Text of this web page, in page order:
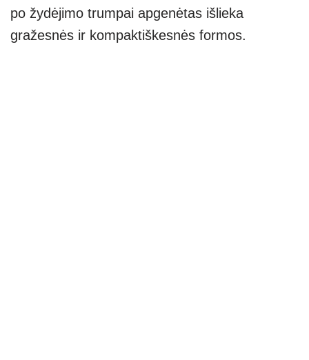
po žydėjimo trumpai apgenėtas išlieka
gražesnės ir kompaktiškesnės formos.